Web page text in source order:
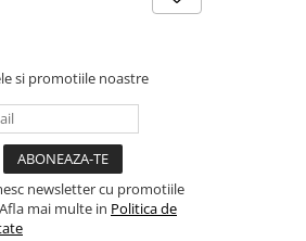
si promotiile noastre
newsletter cu promotiile
mai multe in Politica de